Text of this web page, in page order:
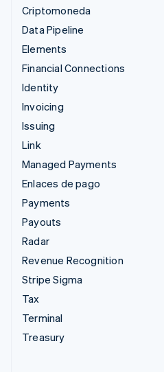
Criptomoneda
Data Pipeline
Elements
Financial Connections
Identity
Invoicing
Issuing
Link
Managed Payments
Enlaces de pago
Payments
Payouts
Radar
Revenue Recognition
Stripe Sigma
Tax
Terminal
Treasury